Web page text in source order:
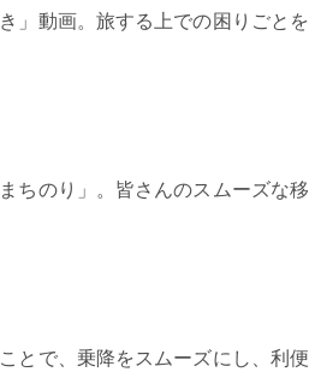
」動画。旅する上での困りごとを
ちのり」。皆さんのスムーズな移
とで、乗降をスムーズにし、利便